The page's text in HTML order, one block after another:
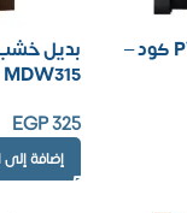
بديل خشب PVC 17CM كود –
MDW315
EGP325
إضافة إلى